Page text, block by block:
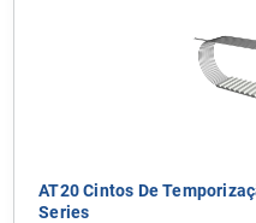
AT20 Cintos De
Series